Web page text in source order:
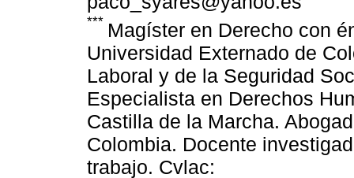
*** Magíster en Derecho con
Universidad Externado de
Laboral y de la Seguridad
Especialista en Derechos
Castilla de la Marcha.
Colombia. Docente
trabajo. Cvlac: